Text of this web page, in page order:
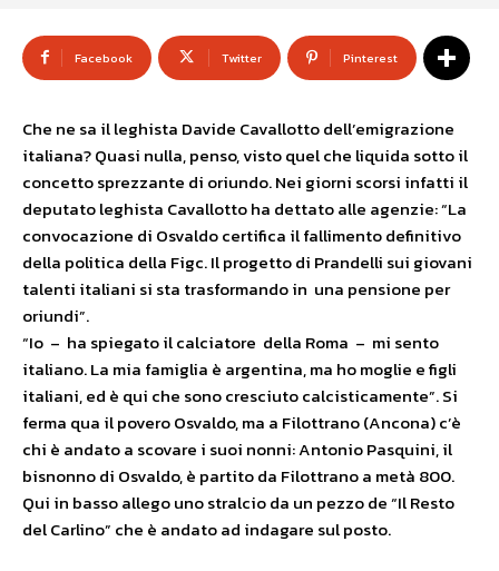
Facebook Twitter Pinterest
Che ne sa il leghista Davide Cavallotto dell’emigrazione
italiana? Quasi nulla, penso, visto quel che liquida sotto il
concetto sprezzante di oriundo. Nei giorni scorsi infatti il
deputato leghista Cavallotto ha dettato alle agenzie: “La
convocazione di Osvaldo certifica il fallimento definitivo
della politica della Figc. Il progetto di Prandelli sui giovani
talenti italiani si sta trasformando in una pensione per
oriundi”.
“Io – ha spiegato il calciatore della Roma – mi sento
italiano. La mia famiglia è argentina, ma ho moglie e figli
italiani, ed è qui che sono cresciuto calcisticamente”. Si
ferma qua il povero Osvaldo, ma a Filottrano (Ancona) c’è
chi è andato a scovare i suoi nonni: Antonio Pasquini, il
bisnonno di Osvaldo, è partito da Filottrano a metà 800.
Qui in basso allego uno stralcio da un pezzo de “Il Resto
del Carlino” che è andato ad indagare sul posto.